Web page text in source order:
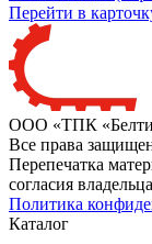
Перейти в
ООО «ТПК
Все права
Перепечатка
согласия
Политика
Каталог